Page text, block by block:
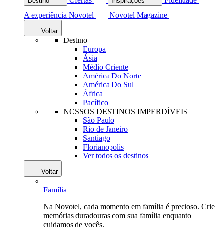
A experiência Novotel
Novotel Magazine
Voltar
Destino
Europa
Ásia
Médio Oriente
América Do Norte
América Do Sul
África
Pacífico
NOSSOS DESTINOS IMPERDÍVEIS
São Paulo
Rio de Janeiro
Santiago
Florianopolis
Ver todos os destinos
Voltar
Família
Na Novotel, cada momento em família é precioso. Crie
memórias duradouras com sua família enquanto
cuidamos de vocês.